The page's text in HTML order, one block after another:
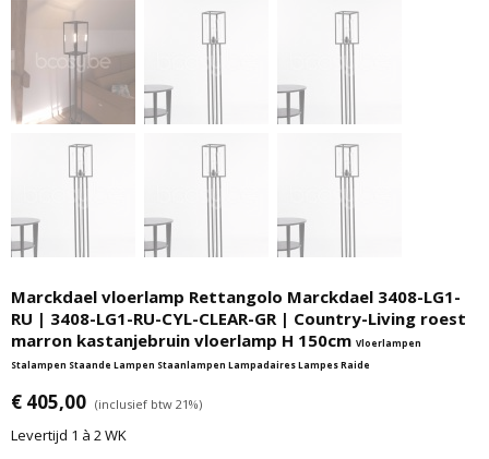
Marckdael vloerlamp Rettangolo Marckdael 3408-LG1-
RU | 3408-LG1-RU-CYL-CLEAR-GR | Country-Living roest
marron kastanjebruin vloerlamp H 150cm Vloerlampen
Stalampen Staande Lampen Staanlampen Lampadaires Lampes Raide
€ 405,00 (inclusief btw 21%)
Levertijd 1 à 2 WK